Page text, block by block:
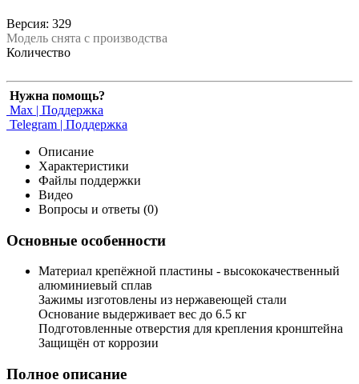
Версия: 329
Модель снята с производства
Количество
Нужна помощь?
Max | Поддержка
Telegram | Поддержка
Описание
Характеристики
Файлы поддержки
Видео
Вопросы и ответы (0)
Основные особенности
Материал крепёжной пластины - высококачественный
алюминиевый сплав
Зажимы изготовлены из нержавеющей стали
Основание выдерживает вес до 6.5 кг
Подготовленные отверстия для крепления кронштейна
Защищён от коррозии
Полное описание